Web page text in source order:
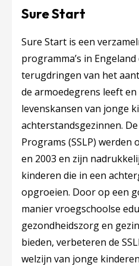
Sure Start
Sure Start is een
programma’s in
terugdringen van het
de armoedegrens leeft
levenskansen van jonge
achterstandsgezinnen.
Programs (SSLP) werden
en 2003 en zijn
kinderen die in een
opgroeien. Door op een
manier vroegschoolse
gezondheidszorg en
bieden, verbeteren de
welzijn van jonge